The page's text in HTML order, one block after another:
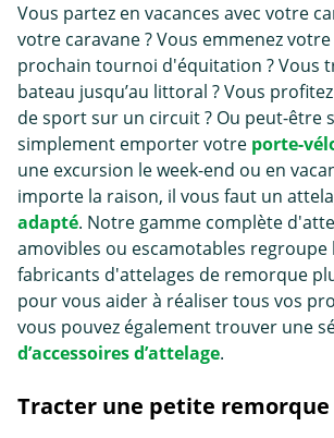
Vous partez en vacances avec votre
votre caravane ? Vous emmenez
prochain tournoi d'équitation ? Vous
bateau jusqu’au littoral ? Vous
de sport sur un circuit ? Ou peut-être
simplement emporter votre porte-
une excursion le week-end ou en
importe la raison, il vous faut un
adapté. Notre gamme complète
amovibles ou escamotables regroupe
fabricants d'attelages de remorque
pour vous aider à réaliser tous vos
vous pouvez également trouver une
d’accessoires d’attelage.
Tracter une petite remorque